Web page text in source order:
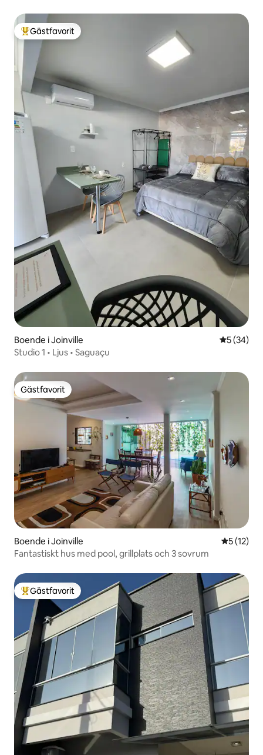
Populär gästfavorit
Gästfavorit
Boende i Joinville 5 av 5 i
5 (34)
Studio 1 • Ljus • Saguaçu
Gästfavorit
Gästfavorit
Boende i Joinville 5 av 5 i
5 (12)
Fantastiskt hus med pool, grillplats och 3 sovrum
Populär gästfavorit
Gästfavorit